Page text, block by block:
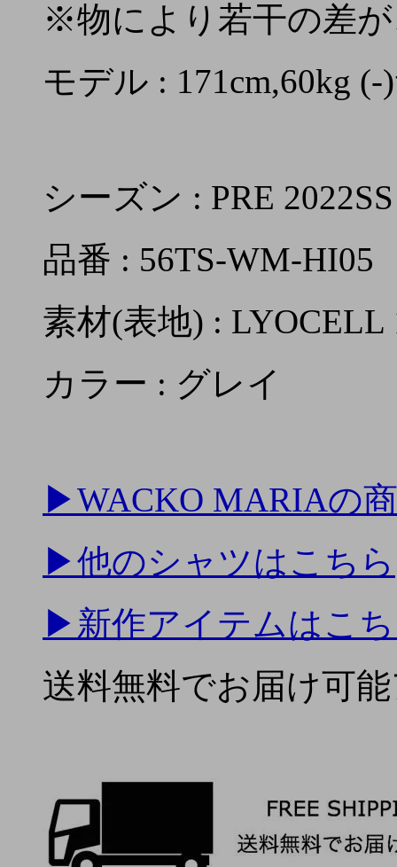
※物により若干の差
モデル : 171cm,60kg
シーズン : PRE 2022SS
品番 : 56TS-WM-HI05
素材(表地) : LYOCELL
カラー : グレイ
▶WACKO MARIAの
▶他のシャツはこちら
▶ 新作アイテムはこ
送料無料でお届け可